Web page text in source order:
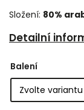
Složení: 80%
Detailní
Balení